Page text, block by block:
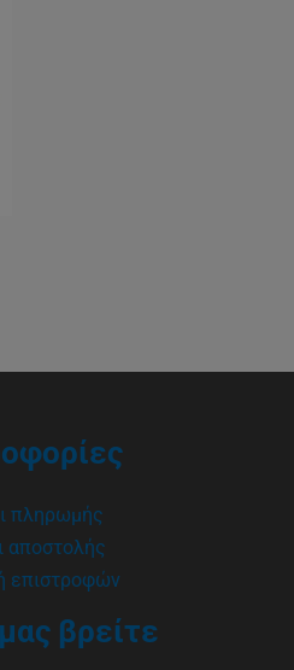
πληρωμής
αποστολής
επιστροφών
βρείτε